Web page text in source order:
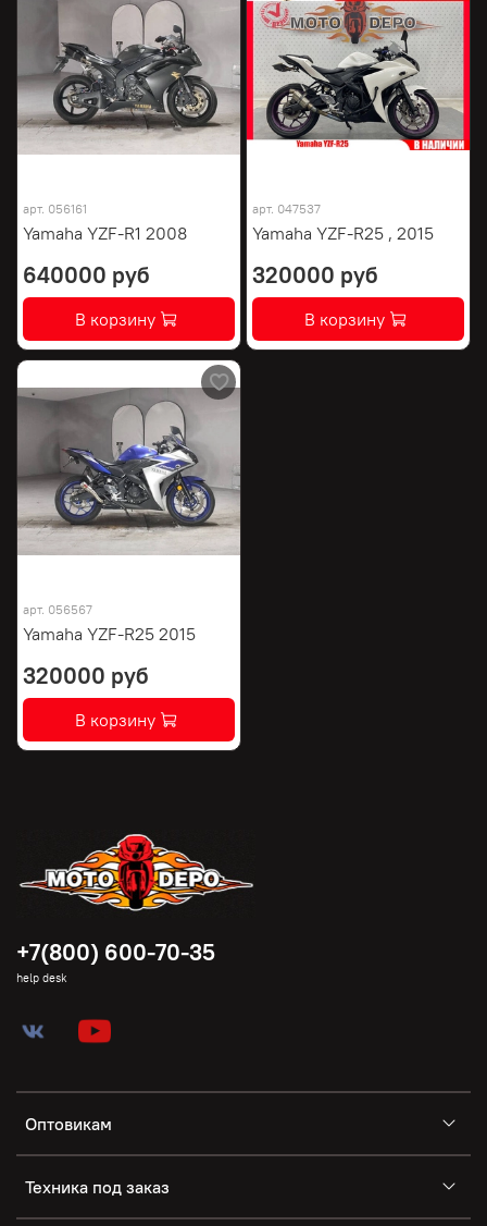
арт. 056161
Yamaha YZF-R1 2008
640000 руб
В корзину
арт. 047537
Yamaha YZF-R25 , 2015
320000 руб
В корзину
арт. 056567
Yamaha YZF-R25 2015
320000 руб
В корзину
Оптовикам
Техника под заказ
+7(800) 600-70-35
help desk